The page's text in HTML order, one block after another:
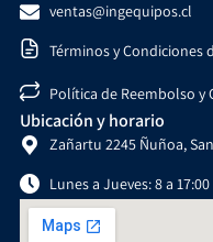
ventas@ingequipos.cl
Términos y Condiciones
Política de Reembolso y
Ubicación y horario
Zañartu 2245 Ñuñoa,
Lunes a Jueves: 8 a